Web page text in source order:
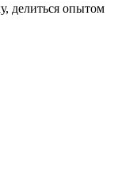
делиться опытом